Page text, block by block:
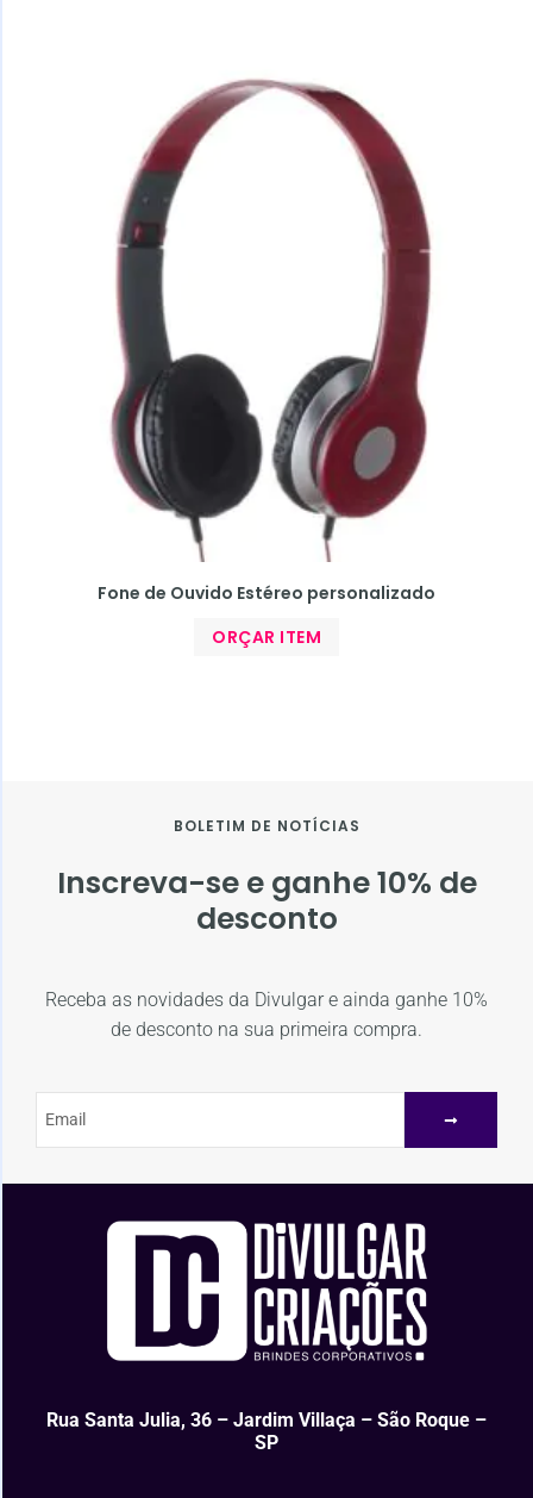
Fone de Ouvido Estéreo personalizado
ORÇAR ITEM
BOLETIM DE NOTÍCIAS
Inscreva-se e ganhe 10% de
desconto
Receba as novidades da Divulgar e ainda ganhe 10%
de desconto na sua primeira compra.
Rua Santa Julia, 36 – Jardim Villaça – São Roque –
SP